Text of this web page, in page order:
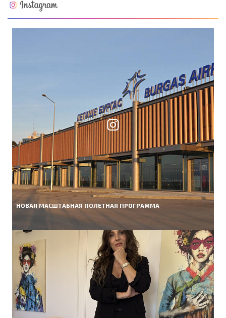
НОВАЯ МАСШТАБНАЯ ПОЛЕТНАЯ ПРОГРАММА